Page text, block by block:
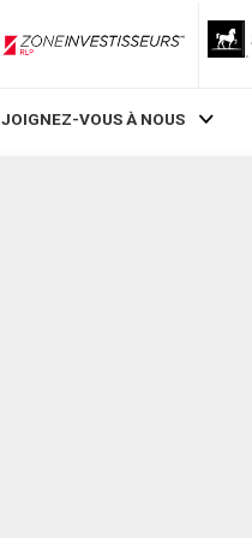
ZoneInvestisseurs RLP
JOIGNEZ-VOUS À NOUS